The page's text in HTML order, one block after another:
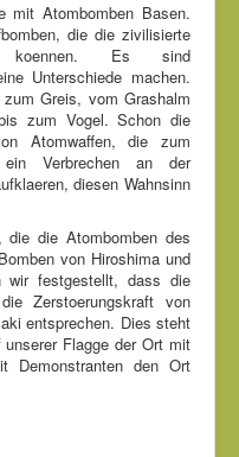
mit Atombomben Basen.
die die zivilisierte
koennen. Es sind
Unterschiede machen.
Greis, vom Grashalm
zum Vogel. Schon die
Atomwaffen, die zum
Verbrechen an der
diesen Wahnsinn
die die Atombomben des
von Hiroshima und
wir festgestellt, dass die
Zerstoerungskraft von
entsprechen. Dies steht
Flagge der Ort mit
Demonstranten den Ort